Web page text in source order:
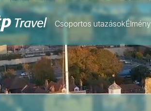
Csoportos utazások